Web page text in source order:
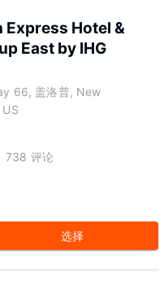
Express Hotel &
East by IHG
66, 盖洛普, New
738 评论
选择